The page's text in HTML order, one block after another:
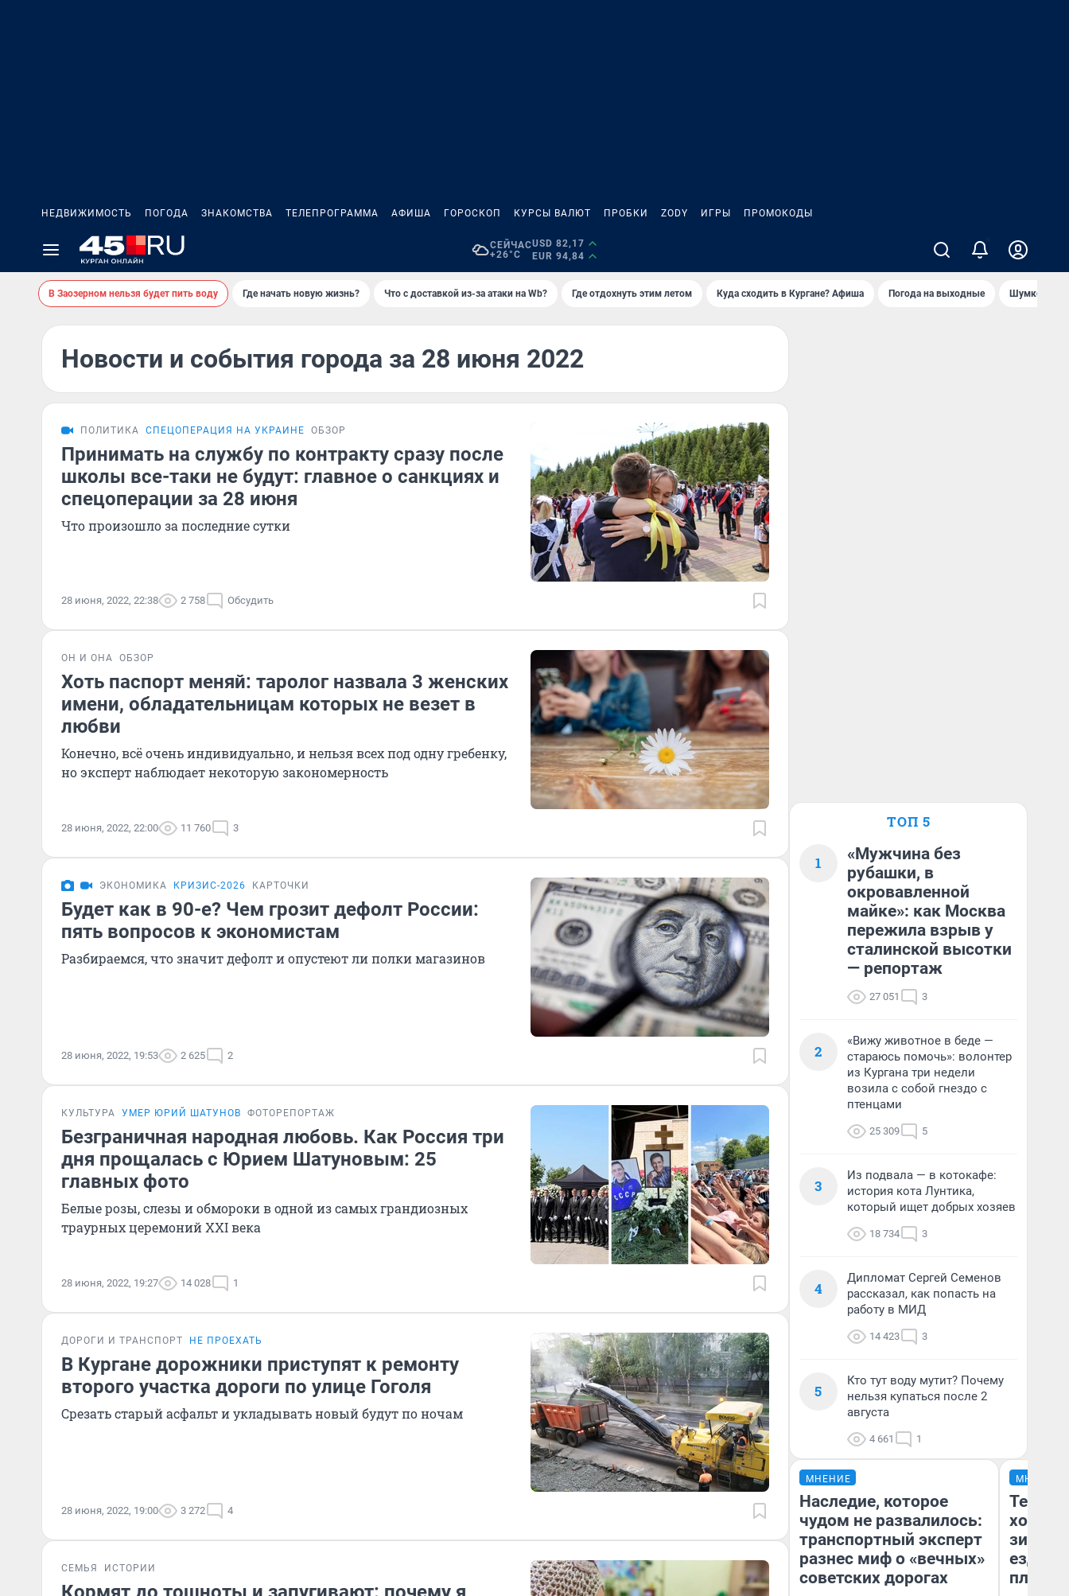
НЕДВИЖИМОСТЬ ПОГОДА ЗНАКОМСТВА ТЕЛЕПРОГРАММА АФИША ГОРОСКОП КУРСЫ ВАЛЮТ ПРОБКИ ZODY ИГРЫ ПРОМОКОДЫ
СЕЙЧАС
+26°C
USD 82,17
EUR 94,84
В Заозерном нельзя будет пить воду Где начать новую жизнь? Что с доставкой из-за атаки на Wb? Где отдохнуть этим летом Куда сходить в Кургане? Афиша Погода на выходные Шумков в
Новости и события города за 28 июня 2022
ПОЛИТИКА СПЕЦОПЕРАЦИЯ НА УКРАИНЕ ОБЗОР
Принимать на службу по контракту сразу после
школы все-таки не будут: главное о санкциях и
спецоперации за 28 июня
Что произошло за последние сутки
28 июня, 2022, 22:38 2 758 Обсудить
ОН И ОНА ОБЗОР
Хоть паспорт меняй: таролог назвала 3 женских
имени, обладательницам которых не везет в
любви
Конечно, всё очень индивидуально, и нельзя всех под одну гребенку,
но эксперт наблюдает некоторую закономерность
28 июня, 2022, 22:00 11 760 3
ЭКОНОМИКА КРИЗИС-2026 КАРТОЧКИ
Будет как в 90-е? Чем грозит дефолт России:
пять вопросов к экономистам
Разбираемся, что значит дефолт и опустеют ли полки магазинов
28 июня, 2022, 19:53 2 625 2
КУЛЬТУРА УМЕР ЮРИЙ ШАТУНОВ ФОТОРЕПОРТАЖ
Безграничная народная любовь. Как Россия три
дня прощалась с Юрием Шатуновым: 25
главных фото
Белые розы, слезы и обмороки в одной из самых грандиозных
траурных церемоний XXI века
28 июня, 2022, 19:27 14 028 1
ДОРОГИ И ТРАНСПОРТ НЕ ПРОЕХАТЬ
В Кургане дорожники приступят к ремонту
второго участка дороги по улице Гоголя
Срезать старый асфальт и укладывать новый будут по ночам
28 июня, 2022, 19:00 3 272 4
СЕМЬЯ ИСТОРИИ
ТОП 5
1
«Мужчина без
рубашки, в
окровавленной
майке»: как Москва
пережила взрыв у
сталинской высотки
— репортаж
27 051 3
2
«Вижу животное в беде —
стараюсь помочь»: волонтер
из Кургана три недели
возила с собой гнездо с
птенцами
25 309 5
3
Из подвала — в котокафе:
история кота Лунтика,
который ищет добрых хозяев
18 734 3
4
Дипломат Сергей Семенов
рассказал, как попасть на
работу в МИД
14 423 3
5
Кто тут воду мутит? Почему
нельзя купаться после 2
августа
4 661 1
МНЕНИЕ
Наследие, которое
чудом не развалилось:
транспортный эксперт
разнес миф о «вечных»
советских дорогах
МНЕНИЕ
Тепло
зимой.
ездит
плюсы